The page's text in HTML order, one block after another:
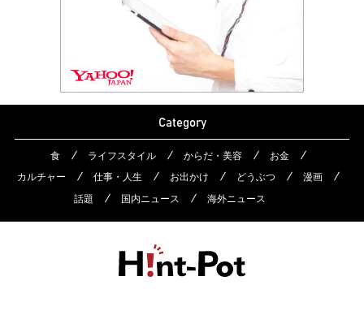
Category
食 ライフスタイル からだ・美容
お金
カルチャー
仕事・人生 お出かけ どうぶつ
漫画
話題
国内ニュース 海外ニュース